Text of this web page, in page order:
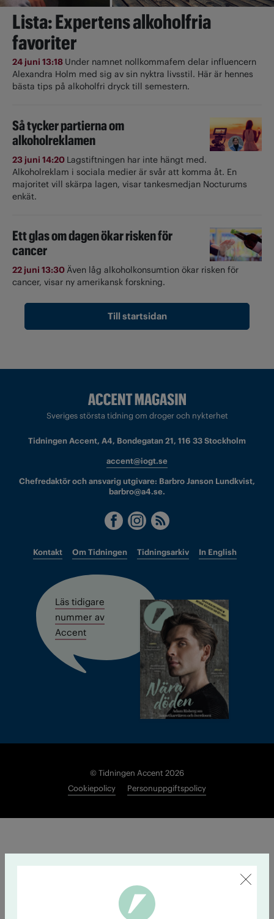
Lista: Expertens alkoholfria
favoriter
24 juni 13:18 Under namnet nollkommafem delar influencern
Alexandra Holm med sig av sin nyktra livsstil. Här är hennes
bästa tips på alkoholfri dryck till semestern.
Så tycker partierna om
alkoholreklamen
23 juni 14:20 Lagstiftningen har inte hängt med.
Alkoholreklam i sociala medier är svår att komma åt. En
majoritet vill skärpa lagen, visar tankesmedjan Nocturums
enkät.
Ett glas om dagen ökar risken för
cancer
22 juni 13:30Även låg alkoholkonsumtion ökar risken för
cancer, visar ny amerikansk forskning.
Till startsidan
Sveriges största tidning om droger och nykterhet
Tidningen Accent, A4, Bondegatan 21, 116 33 Stockholm
accent@iogt.se
Chefredaktör och ansvarig utgivare: Barbro Janson Lundkvist,
barbro@a4.se.
Kontakt Om Tidningen Tidningsarkiv In English
Läs tidigare
nummer av
Accent
© Tidningen Accent 2026
Cookiepolicy
Personuppgiftspolicy